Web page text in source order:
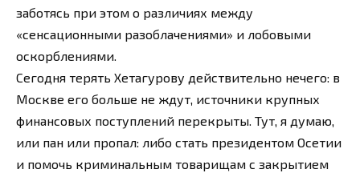
заботясь при этом о различиях между
«сенсационными разоблачениями» и лобовыми
оскорблениями.
Сегодня терять Хетагурову действительно нечего: в
Москве его больше не ждут, источники крупных
финансовых поступлений перекрыты. Тут, я думаю,
или пан или пропал: либо стать президентом Осетии
и помочь криминальным товарищам с закрытием